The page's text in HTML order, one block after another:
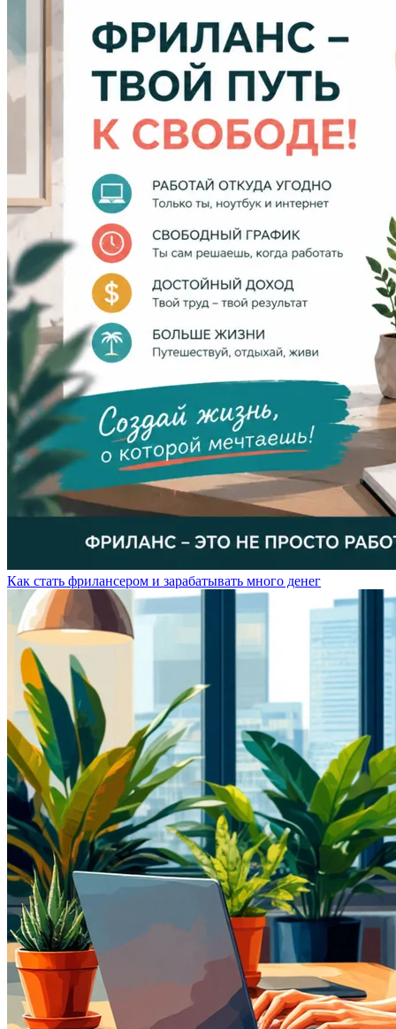
Как стать фрилансером и зарабатывать много денег